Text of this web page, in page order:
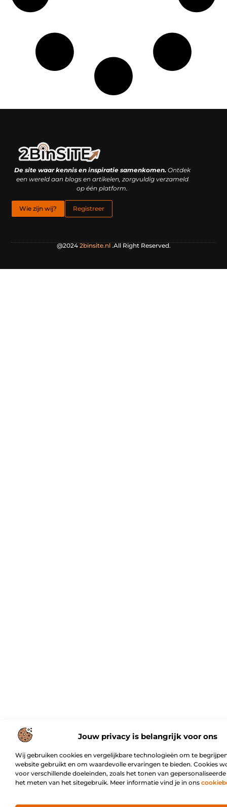
Jouw privacy is belangrijk voor ons
Wij gebruiken cookies en vergelijkbare technologieën om te
website gebruikt en om waardevolle ervaringen te bieden. Cookies
voor verschillende doeleinden, zoals het tonen van
het meten van het sitegebruik. Meer informatie vind je in ons
De site waar kennis en inspiratie samenkomen.Ontdek
een wereld aan blogs en artikelen, zorgvuldig verzameld
op één platform.
Wie zijn wij? Registreer
@20242binsite.nl.All Right Reserved.